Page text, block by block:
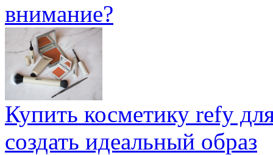
внимание?
Купить косметику refy
создать идеальный образ